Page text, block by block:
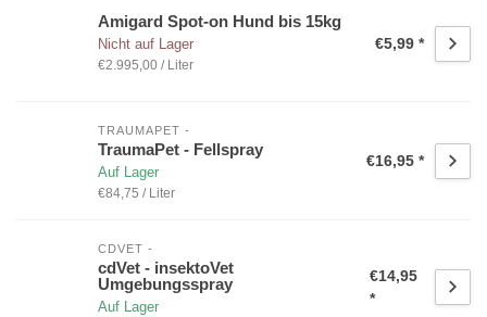
Amigard Spot-on Hund bis 15kg
Nicht auf Lager
€2.995,00 / Liter
€5,99 *
TRAUMAPET -
TraumaPet - Fellspray
Auf Lager
€84,75 / Liter
€16,95 *
CDVET -
cdVet - insektoVet
Umgebungsspray
Auf Lager
€14,95
*